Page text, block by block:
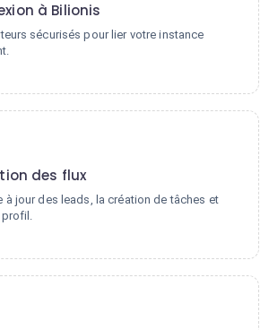
à Bilionis
sécurisés pour lier votre instance
des flux
à jour des leads, la création de tâches et
profil.